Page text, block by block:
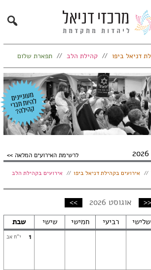
Search
דניאל ביפו קהילת הלב תפארת שלום
לרשימת האירועים המלאה
אירועים בקהילת דניאל ביפו
אירועים בקהילת הלב
<< אוגוסט 2026
חודש
הבא
>>
שלישי רביעי חמישי שישי
שבת
1
י"ח אב